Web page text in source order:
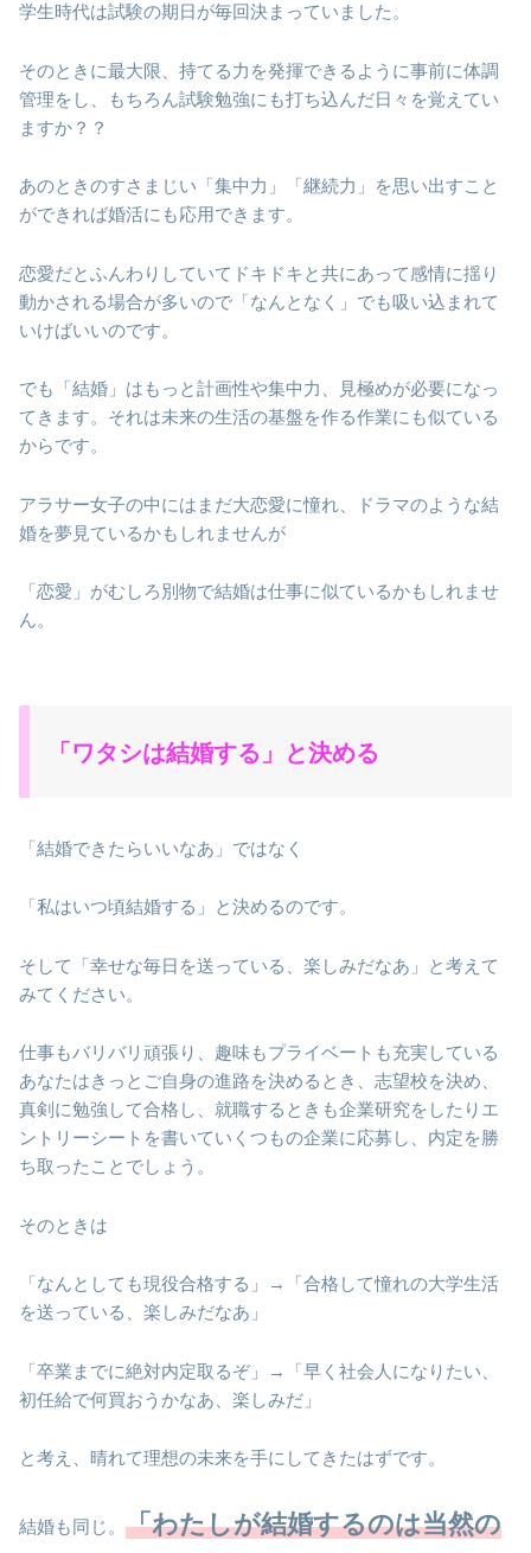
学生時代は試験の期日が毎回決まっていました。
そのときに最大限、持てる力を発揮できるように事前に体調
管理をし、もちろん試験勉強にも打ち込んだ日々を覚えてい
ますか？？
あのときのすさまじい「集中力」「継続力」を思い出すこと
ができれば婚活にも応用できます。
恋愛だとふんわりしていてドキドキと共にあって感情に揺り
動かされる場合が多いので「なんとなく」でも吸い込まれて
いけばいいのです。
でも「結婚」はもっと計画性や集中力、見極めが必要になっ
てきます。それは未来の生活の基盤を作る作業にも似ている
からです。
アラサー女子の中にはまだ大恋愛に憧れ、ドラマのような結
婚を夢見ているかもしれませんが
「恋愛」がむしろ別物で結婚は仕事に似ているかもしれませ
ん。
「ワタシは結婚する」と決める
「結婚できたらいいなあ」ではなく
「私はいつ頃結婚する」と決めるのです。
そして「幸せな毎日を送っている、楽しみだなあ」と考えて
みてください。
仕事もバリバリ頑張り、趣味もプライベートも充実している
あなたはきっとご自身の進路を決めるとき、志望校を決め、
真剣に勉強して合格し、就職するときも企業研究をしたりエ
ントリーシートを書いていくつもの企業に応募し、内定を勝
ち取ったことでしょう。
そのときは
「なんとしても現役合格する」→「合格して憧れの大学生活
を送っている、楽しみだなあ」
「卒業までに絶対内定取るぞ」→「早く社会人になりたい、
初任給で何買おうかなあ、楽しみだ」
と考え、晴れて理想の未来を手にしてきたはずです。
結婚も同じ。 「わたしが結婚するのは当然の